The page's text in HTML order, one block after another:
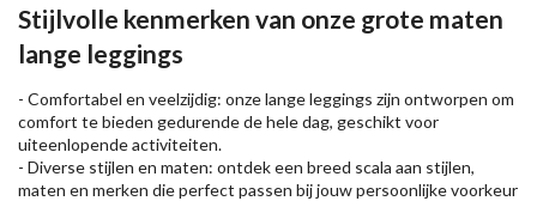
Stijlvolle kenmerken van onze grote maten
lange leggings
- Comfortabel en veelzijdig: onze lange leggings zijn ontworpen om
comfort te bieden gedurende de hele dag, geschikt voor
uiteenlopende activiteiten.
- Diverse stijlen en maten: ontdek een breed scala aan stijlen,
maten en merken die perfect passen bij jouw persoonlijke voorkeur